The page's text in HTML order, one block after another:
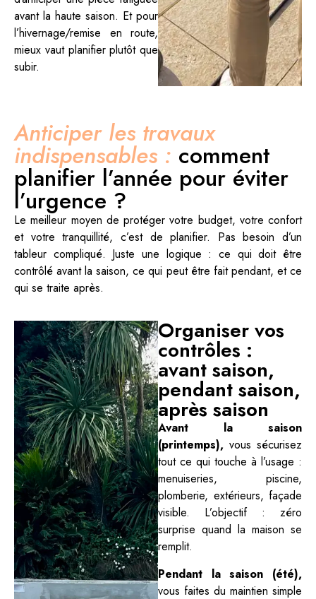
avant la haute saison. Et pour
l’hivernage/remise en route,
mieux vaut planifier plutôt que
subir.
Anticiper les travaux
indispensables : comment
planifier l’année pour éviter
l’urgence ?
Le meilleur moyen de protéger votre budget, votre confort
et votre tranquillité, c’est de planifier. Pas besoin d’un
tableur compliqué. Juste une logique : ce qui doit être
contrôlé avant la saison, ce qui peut être fait pendant, et ce
qui se traite après.
Organiser vos
contrôles :
avant saison,
pendant saison,
après saison
Avant la saison
(printemps), vous sécurisez
tout ce qui touche à l’usage :
menuiseries, piscine,
plomberie, extérieurs, façade
visible. L’objectif : zéro
surprise quand la maison se
remplit.
Pendant la saison (été),
vous faites du maintien simple